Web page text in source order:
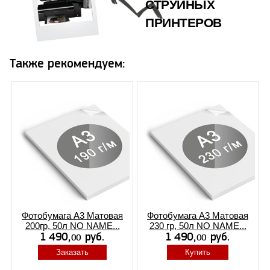
СТРУЙНЫХ
ПРИНТЕРОВ
Также рекомендуем:
Фотобумага А3 Матовая
200гр, 50л NO NAME...
Заказать
Фотобумага А3 Матовая
230 гр, 50л NO NAME...
Купить